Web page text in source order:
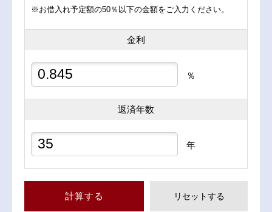
※お借入れ予定額の50％以下の金額をご入力ください。
金利
％
返済年数
年
計算する リセットする